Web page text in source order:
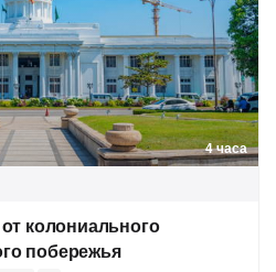
4 часа
колониального
побережья